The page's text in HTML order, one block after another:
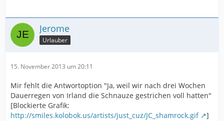
Jerome
Urlauber
15. November 2013 um 20:11
Mir fehlt die Antwortoption "Ja, weil wir nach drei Wochen
Dauerregen von Irland die Schnauze gestrichen voll hatten"
[Blockierte Grafik:
http://smiles.kolobok.us/artists/just_cuz/JC_shamrock.gif
]